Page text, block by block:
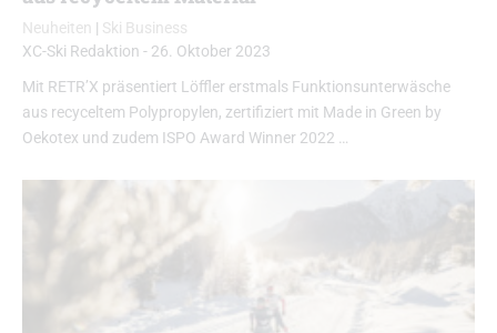
Neuheiten
Ski Business
XC-Ski Redaktion - 26. Oktober 2023
Mit RETR’X präsentiert Löffler erstmals Funktionsunterwäsche
aus recyceltem Polypropylen, zertifiziert mit Made in Green by
Oekotex und zudem ISPO Award Winner 2022 …